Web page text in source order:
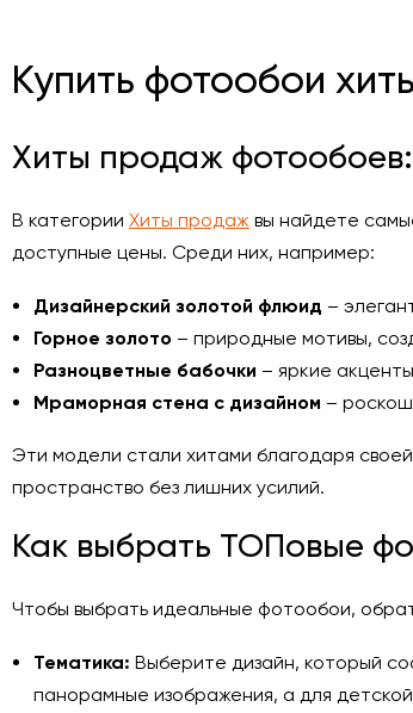
Купить фотообои
Хиты продаж
В категории Хиты продаж вы найдете
доступные цены. Среди них, например:
Дизайнерский золотой флюид –
Горное золото – природные мотивы,
Разноцветные бабочки – яркие
Мраморная стена с дизайном –
Эти модели стали хитами благодаря
пространство без лишних усилий.
Как выбрать ТОПовые
Чтобы выбрать идеальные фотообои,
Тематика: Выберите дизайн, который
панорамные изображения, а для